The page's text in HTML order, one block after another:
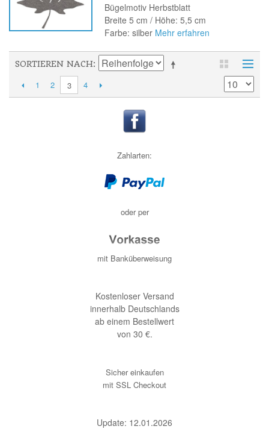
Bügelmotiv Herbstblatt
Breite 5 cm / Höhe: 5,5 cm
Farbe: silber Mehr erfahren
SORTIEREN NACH
1 2 3 4
Zahlarten:
oder per
mit Banküberweisung
Kostenloser Versand
innerhalb Deutschlands
ab einem Bestellwert
von 30 €.
Sicher einkaufen
mit SSL Checkout
Update: 12.01.2026